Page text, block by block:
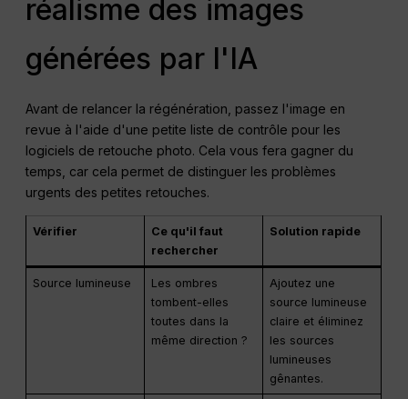
réalisme des images
générées par l'IA
Avant de relancer la régénération, passez l'image en
revue à l'aide d'une petite liste de contrôle pour les
logiciels de retouche photo. Cela vous fera gagner du
temps, car cela permet de distinguer les problèmes
urgents des petites retouches.
Vérifier
Ce qu'il faut
rechercher
Solution rapide
Source lumineuse
Les ombres
tombent-elles
toutes dans la
même direction ?
Ajoutez une
source lumineuse
claire et éliminez
les sources
lumineuses
gênantes.